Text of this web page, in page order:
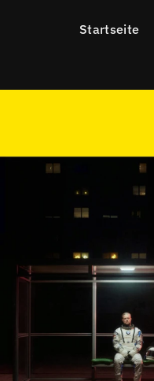
Startseite